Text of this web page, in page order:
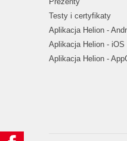
Testy i certyfikaty
Aplikacja Helion -
Aplikacja Helion - iOS
Aplikacja Helion -